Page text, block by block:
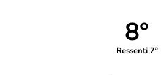
8°
Ressenti 7°